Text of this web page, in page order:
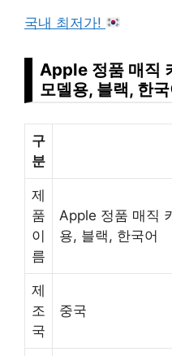
국내 최저가!
Apple 정품 매직
모델용, 블랙, 한
구
분
제
품
이
름
Apple 정품 매직
용, 블랙, 한국어
제
조
국
중국